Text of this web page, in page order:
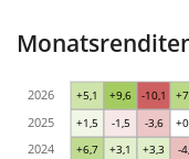
+6,7 +3,1 +3,3 -
+1,5 -1,5 -3,6
+5,1 +9,6 -10,1
2024
2025
2026